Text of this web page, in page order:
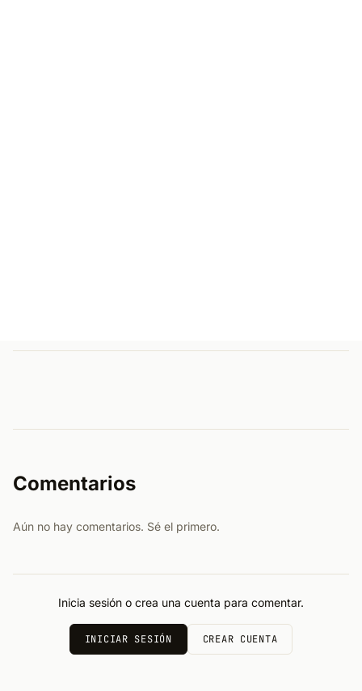
Comentarios
Aún no hay comentarios. Sé el primero.
Inicia sesión o crea una cuenta para comentar.
INICIAR SESIÓN CREAR CUENTA